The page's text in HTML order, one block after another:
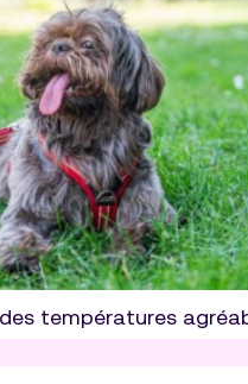
températures